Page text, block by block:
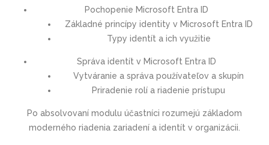
Pochopenie Microsoft Entra ID
Základné princípy identity v Microsoft Entra ID
Typy identít a ich využitie
Správa identít v Microsoft Entra ID
Vytváranie a správa používateľov a skupín
Priradenie rolí a riadenie prístupu
Po absolvovaní modulu účastníci rozumejú základom
moderného riadenia zariadení a identít v organizácii.